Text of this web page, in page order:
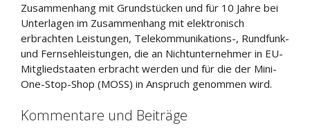
Zusammenhang mit Grundstücken und für 10 Jahre bei
Unterlagen im Zusammenhang mit elektronisch
erbrachten Leistungen, Telekommunikations-, Rundfunk-
und Fernsehleistungen, die an Nichtunternehmer in EU-
Mitgliedstaaten erbracht werden und für die der Mini-
One-Stop-Shop (MOSS) in Anspruch genommen wird.
Kommentare und Beiträge